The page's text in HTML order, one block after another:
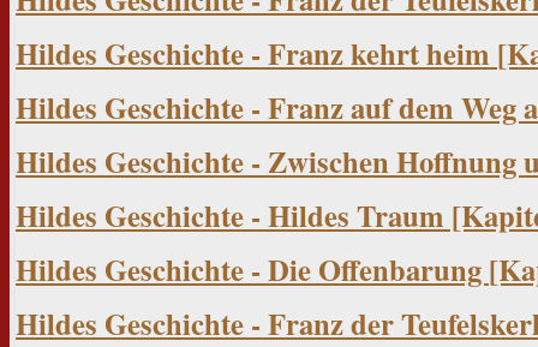
Hildes Geschichte - Franz kehrt heim
Hildes Geschichte - Franz auf dem Weg
Hildes Geschichte - Zwischen Hoffnung
Hildes Geschichte - Hildes Traum
Hildes Geschichte - Die Offenbarung
Hildes Geschichte - Franz der